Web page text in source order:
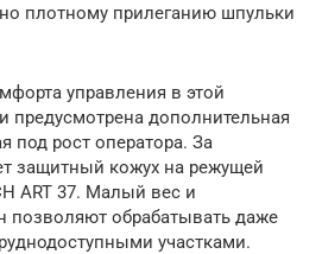
плотному прилеганию шпульки
управления в этой
предусмотрена дополнительная
под рост оператора. За
защитный кожух на режущей
ART 37. Малый вес и
позволяют обрабатывать даже
участками.